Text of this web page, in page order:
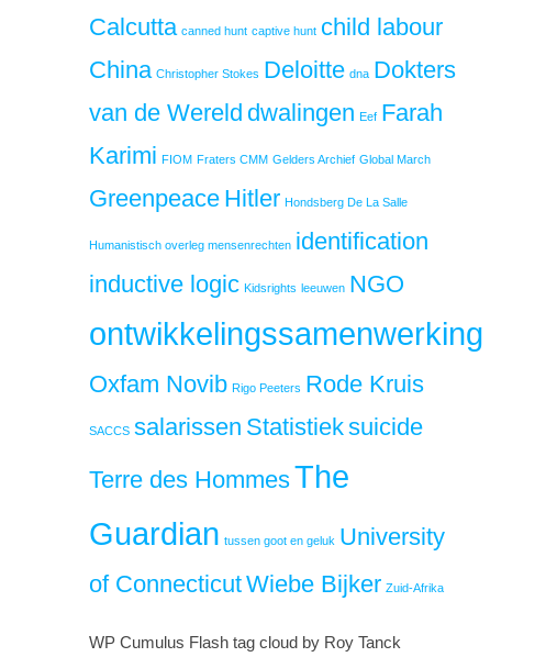
Calcutta canned hunt captive hunt child labour
China Christopher Stokes Deloitte dna Dokters
van de Wereld dwalingen Eef Farah
Karimi FIOM Fraters CMM Gelders Archief Global March
Greenpeace Hitler Hondsberg De La Salle
Humanistisch overleg mensenrechten identification
inductive logic Kidsrights leeuwen NGO
ontwikkelingssamenwerking
Oxfam Novib Rigo Peeters Rode Kruis
SACCS salarissen Statistieksuicide
Terre des HommesThe
Guardian tussen goot en geluk University
of ConnecticutWiebe Bijker Zuid-Afrika
WP Cumulus Flash tag cloud by Roy Tanck